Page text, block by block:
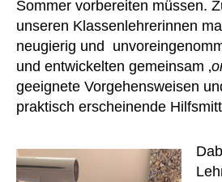
Sommer vorbereiten müssen.
unseren Klassenlehrerinnen
neugierig und
und entwickelten gemeinsam ‚
geeignete Vorgehensweisen
praktisch erscheinende